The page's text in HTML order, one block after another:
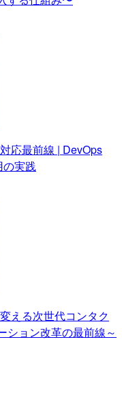
応最前線 | DevOps
実践
える次世代コンタク
ション改革の最前線～